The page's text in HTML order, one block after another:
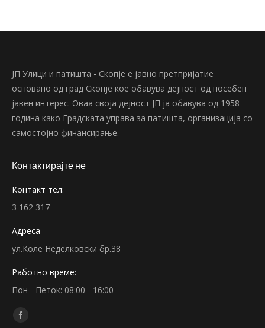
ЈП Улици и патишта - Скопје е јавно претпријатие
основано од град Скопје кое обавува дејност од посебен
јавен интерес. Оваа своја дејност ЈП ја обавува од 1958
година како Градската управа за патишта, организација со
самостојно финансирање.
Контактирајте не
Контакт тел:
3 162 317
Адреса
ул.Коле Неделковски бр.38
Работно време:
Пон - Петок: 08:00 - 16:00
Find us on:
Facebook